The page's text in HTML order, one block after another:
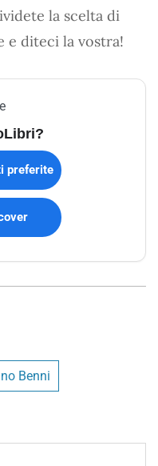
la scelta di
e diteci la vostra!
preferite
Benni